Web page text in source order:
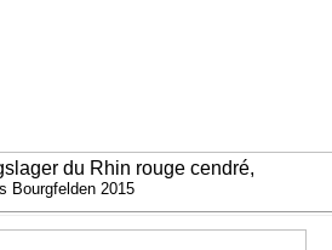
du Rhin rouge cendré,
Bourgfelden 2015